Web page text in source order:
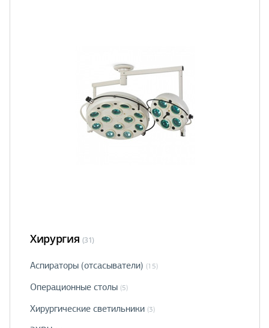
Хирургия (31)
Аспираторы (отсасыватели) (15)
Операционные столы (5)
Хирургические светильники (3)